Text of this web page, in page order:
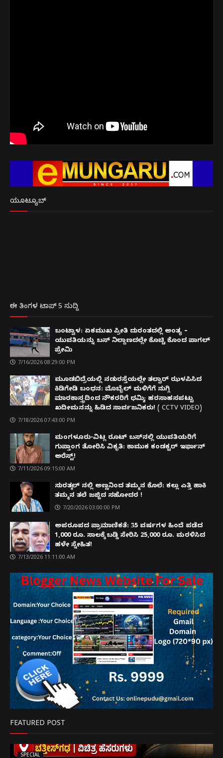
ಯೂಟ್ಯೂಬ್
ಈ ತಿಂಗಳ ಟಾಪ್ 5 ಸುದ್ದಿ
ಬಂಟ್ವಾಳ: ಏಕಮುಖ ಪ್ರೀತಿ ದುರಂತದಲ್ಲಿ ಅಂತ್ಯ –
ಯುವತಿಯನ್ನು ಬಸ್ ನಿಲ್ದಾಣದಲ್ಲೇ ಕೊಚ್ಚಿ ಕೊಂದ ಪಾಗಲ್
ಪ್ರೇಮಿ
7/16/2026 08:29:00 PM
ಮೂಡಬಿದ್ರೆಯಲ್ಲಿ ನಡುರಸ್ತೆಯಲ್ಲೇ ತಲ್ವಾರ್ ಝಳಪಿಸಿದ
ಕಿಡಿಗೇಡಿ ಬಂಧನ: ಮೊಬೈಲ್ ಮಳಿಗೆಗೆ ನುಗ್ಗಿ
ಮಾರಕಾಸ್ತ್ರದಿಂದ ನೌಕರರಿಗೆ ಧಮ್ಕಿ; ಹರಸಾಹಸಪಟ್ಟು
ಖದೀಮನನ್ನು ಹಿಡಿದ ಸಾರ್ವಜನಿಕರು! ( CCTV VIDEO)
7/18/2026 07:43:00 PM
ಮಂಗಳೂರು-ವಿಟ್ಲ ರೂಟ್ ಬಸ್‌ನಲ್ಲಿ ಯುವತಿಯರಿಗೆ
ಗುಪ್ತಾಂಗ ತೋರಿಸಿ ವಿಕೃತಿ: ಕಾಮುಕ ಕಂಡಕ್ಟರ್ ಇರ್ಫಾನ್
ಅರೆಸ್ಟ್!
7/11/2026 09:15:00 AM
ಸುರತ್ಕಲ್ ನಲ್ಲಿ ಅಣ್ಣನಿಂದ ತಮ್ಮನ ಕೊಲೆ: ಕಲ್ಲು ಎತ್ತಿ ಹಾಕಿ
ತಮ್ಮನ ತಲೆ ಜಜ್ಜಿದ ಸಹೋದರ !
7/20/2026 03:00:00 PM
ಅಪರೂಪದ ಪ್ರಾಮಾಣಿಕತೆ: 35 ವರ್ಷಗಳ ಹಿಂದೆ ಪಡೆದ
1,000 ರೂ. ಸಾಲಕ್ಕೆ ಬಡ್ಡಿ ಸೇರಿಸಿ 25,000 ರೂ. ಮರಳಿಸಿದ
ಹಳೇ ಸ್ನೇಹಿತ!
7/13/2026 11:11:00 AM
FEATURED POST
SPECIAL